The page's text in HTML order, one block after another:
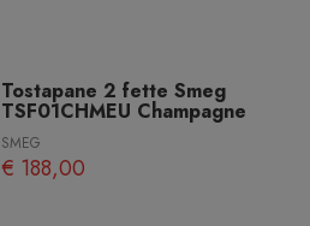
Tostapane 2 fette Smeg
TSF01CHMEU Champagne
SMEG
€ 188,00